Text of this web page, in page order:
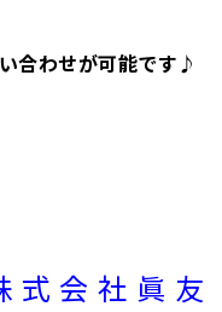
合わせが可能です♪
式会社眞友